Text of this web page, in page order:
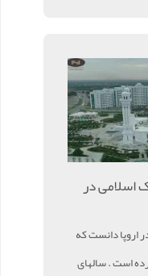
اسلامی در
اروپا دانست که
است . سالهای